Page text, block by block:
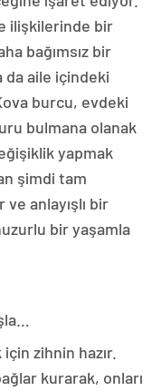
ilişkilerinde bir
bağımsız bir
da aile içindeki
burcu, evdeki
bulmana olanak
yapmak
şimdi tam
anlayışlı bir
bir yaşamla
zihnin hazır.
kurarak, onları